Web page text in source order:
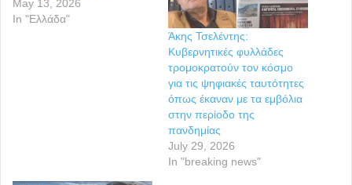
May 13, 2026
In "Ελλάδα"
Άκης Τσελέντης:
Κυβερνητικές φυλλάδες
τρομοκρατούν τον κόσμο
για τις ψηφιακές ταυτότητες
όπως έκαναν με τα εμβόλια
στην περίοδο της
πανδημίας
July 29, 2026
In "breaking news"